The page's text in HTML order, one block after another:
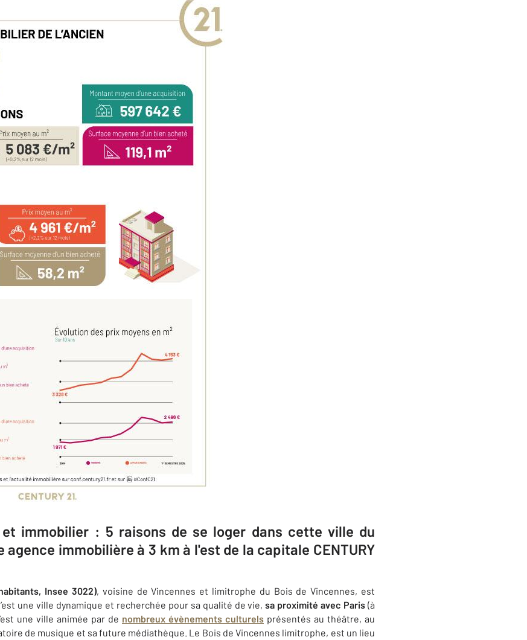
et immobilier : 5 raisons de se loger dans cette ville du
agence immobilière à 3 km à l'est de la capitale CENTURY
Insee 3022), voisine de Vincennes et limitrophe du Bois de Vincennes, est
une ville dynamique et recherchée pour sa qualité de vie,sa proximité avec Paris (à
une ville animée par de nombreux évènements culturels présentés au théâtre, au
de musique et sa future médiathèque. Le Bois de Vincennes limitrophe, est un lieu